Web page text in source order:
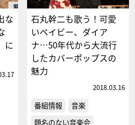
な
に
石丸幹二も歌う！可愛
いベイビー、ダイア
ナ…50年代から大流行
したカバーポップスの
魅力
2018.03.16
番組情報
音楽
題名のない音楽会